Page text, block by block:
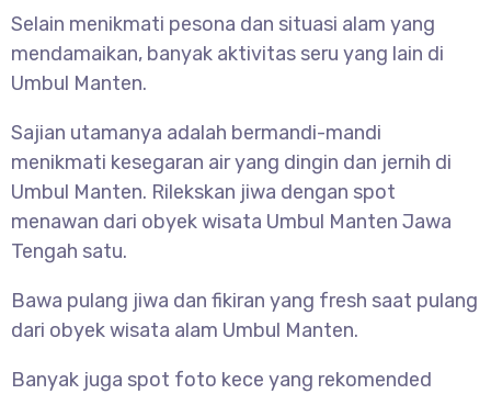
Selain menikmati pesona dan situasi alam yang
mendamaikan, banyak aktivitas seru yang lain di
Umbul Manten.
Sajian utamanya adalah bermandi-mandi
menikmati kesegaran air yang dingin dan jernih di
Umbul Manten. Rilekskan jiwa dengan spot
menawan dari obyek wisata Umbul Manten Jawa
Tengah satu.
Bawa pulang jiwa dan fikiran yang fresh saat pulang
dari obyek wisata alam Umbul Manten.
Banyak juga spot foto kece yang rekomended